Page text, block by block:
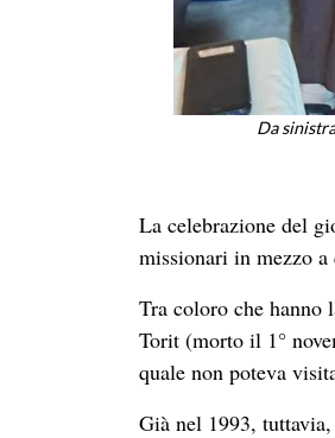
Da
La celebrazione del
missionari in mezzo
Tra coloro che hanno
Torit (morto il 1°
quale non poteva
Già nel 1993,